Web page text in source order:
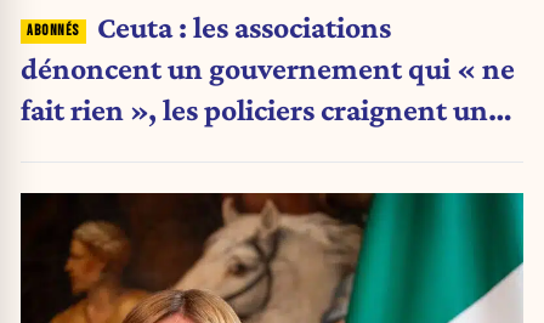
Ceuta : les associations
dénoncent un gouvernement qui « ne
fait rien », les policiers craignent une